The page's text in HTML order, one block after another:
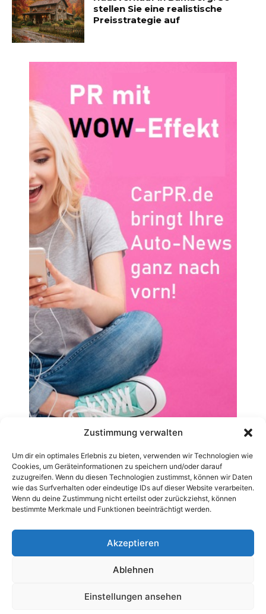
Zustimmung verwalten
Um dir ein optimales Erlebnis zu bieten, verwenden wir Technologien wie
Cookies, um Geräteinformationen zu speichern und/oder darauf
zuzugreifen. Wenn du diesen Technologien zustimmst, können wir Daten
wie das Surfverhalten oder eindeutige IDs auf dieser Website verarbeiten.
Wenn du deine Zustimmung nicht erteilst oder zurückziehst, können
bestimmte Merkmale und Funktionen beeinträchtigt werden.
Akzeptieren
Ablehnen
Einstellungen ansehen
stellen Sie eine realistische
Preisstrategie auf
Pressemitteilung veröffentlichen
Archiv-News
Cookie-Richtlinie (EU)